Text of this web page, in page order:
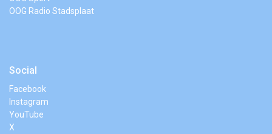
OOG Radio Stadsplaat
Social
Facebook
Instagram
YouTube
X